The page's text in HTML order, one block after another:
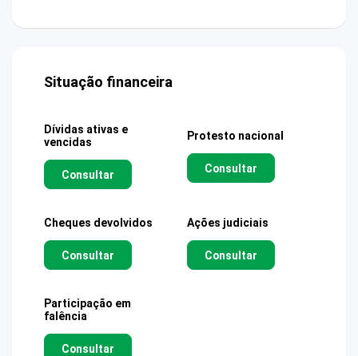
Situação financeira
Dívidas ativas e
vencidas
Consultar
Protesto nacional
Consultar
Cheques devolvidos
Consultar
Ações judiciais
Consultar
Participação em
falência
Consultar